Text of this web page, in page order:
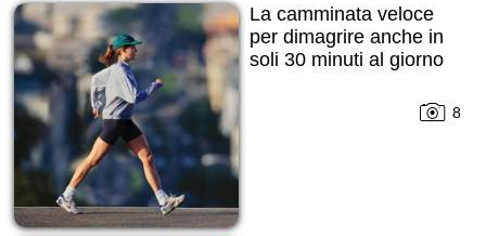
La camminata veloce
per dimagrire anche in
soli 30 minuti al giorno
8